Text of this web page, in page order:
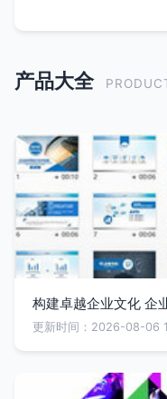
产品大全
构建卓越企业文化 企
更新时间：2026-08-06